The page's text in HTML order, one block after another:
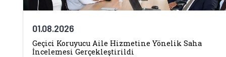
01.08.2026
Geçici Koruyucu Aile Hizmetine Yönelik Saha
İncelemesi Gerçekleştirildi